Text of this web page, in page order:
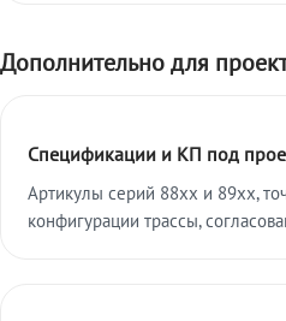
Дополнительно для
Спецификации и КП под
Артикулы серий 88xx и 89xx,
конфигурации трассы,